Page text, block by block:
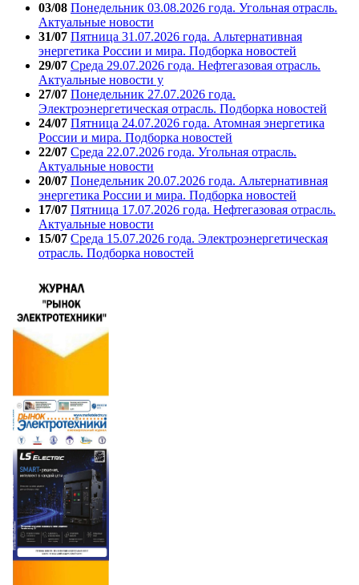
03/08 Понедельник 03.08.2026 года. Угольная отрасль.
Актуальные новости
31/07 Пятница 31.07.2026 года. Альтернативная
энергетика России и мира. Подборка новостей
29/07 Среда 29.07.2026 года. Нефтегазовая отрасль.
Актуальные новости у
27/07 Понедельник 27.07.2026 года.
Электроэнергетическая отрасль. Подборка новостей
24/07 Пятница 24.07.2026 года. Атомная энергетика
России и мира. Подборка новостей
22/07 Среда 22.07.2026 года. Угольная отрасль.
Актуальные новости
20/07 Понедельник 20.07.2026 года. Альтернативная
энергетика России и мира. Подборка новостей
17/07 Пятница 17.07.2026 года. Нефтегазовая отрасль.
Актуальные новости
15/07 Среда 15.07.2026 года. Электроэнергетическая
отрасль. Подборка новостей